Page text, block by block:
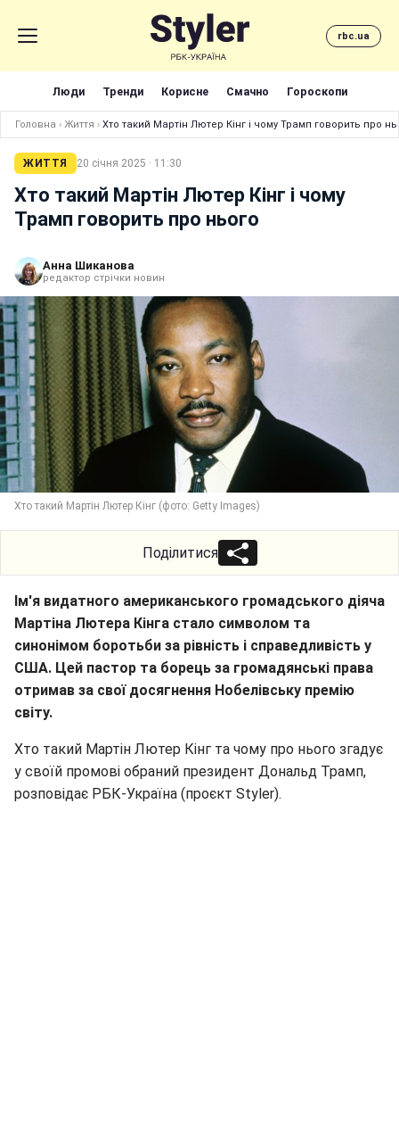
rbc.ua
Люди Тренди Корисне Смачно Гороскопи
Головна › Життя › Хто такий Мартін Лютер Кінг і чому Трамп говорить про
ЖИТТЯ 20 січня 2025 · 11:30
Хто такий Мартін Лютер Кінг і чому
Трамп говорить про нього
Анна Шиканова
редактор стрічки новин
Хто такий Мартін Лютер Кінг (фото: Getty Images)
Поділитися
Ім'я видатного американського громадського діяча
Мартіна Лютера Кінга стало символом та
синонімом боротьби за рівність і справедливість у
США. Цей пастор та борець за громадянські права
отримав за свої досягнення Нобелівську премію
світу.
Хто такий Мартін Лютер Кінг та чому про нього згадує
у своїй промові обраний президент Дональд Трамп,
розповідає РБК-Україна (проєкт Styler).